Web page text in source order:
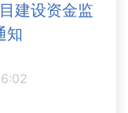
建设资金监
知